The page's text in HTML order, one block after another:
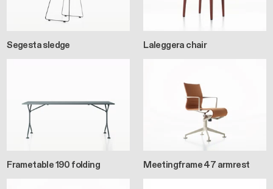
Segesta sledge Laleggera chair
Frametable 190 folding Meetingframe 47 armrest